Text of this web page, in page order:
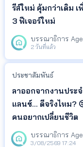
รีส์ใหม่ คุ้มกว่าเดิม เ
3 ฟีเจอร์ใหม่
2 วันที่แล้ว
ประชาสัมพันธ์
ลาออกจากงานประ
แลนซ์... ดีจริงไหม?
คนอยากเปลี่ยนชีวิต
3/08/2569 17:24